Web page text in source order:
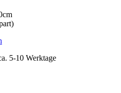
5-10 Werktage